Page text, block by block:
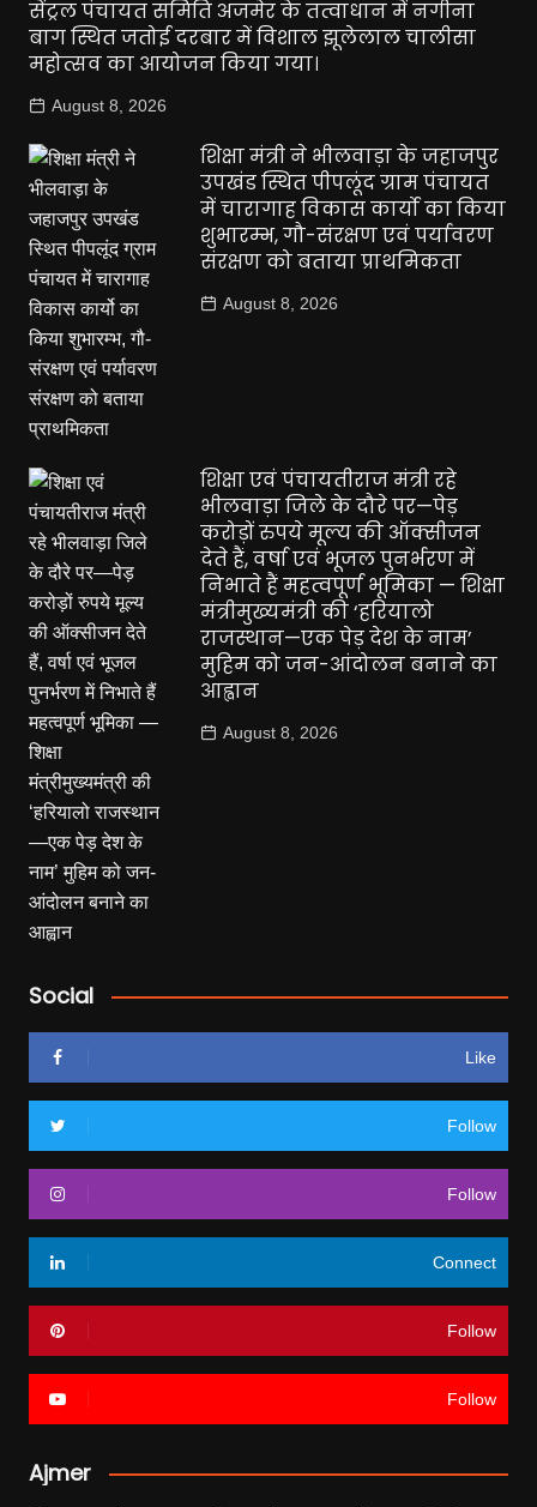
सेंट्रल पंचायत समिति अजमेर के तत्वाधान में नगीना
बाग स्थित जतोई दरबार में विशाल झूलेलाल चालीसा
महोत्सव का आयोजन किया गया।
August 8, 2026
शिक्षा मंत्री ने भीलवाड़ा के जहाजपुर
उपखंड स्थित पीपलूंद ग्राम पंचायत
में चारागाह विकास कार्यो का किया
शुभारम्भ, गौ-संरक्षण एवं पर्यावरण
संरक्षण को बताया प्राथमिकता
August 8, 2026
शिक्षा एवं पंचायतीराज मंत्री रहे
भीलवाड़ा जिले के दौरे पर—पेड़
करोड़ों रुपये मूल्य की ऑक्सीजन
देते हैं, वर्षा एवं भूजल पुनर्भरण में
निभाते हैं महत्वपूर्ण भूमिका — शिक्षा
मंत्रीमुख्यमंत्री की ‘हरियालो
राजस्थान—एक पेड़ देश के नाम’
मुहिम को जन-आंदोलन बनाने का
आह्वान
August 8, 2026
Social
Like
Follow
Follow
Connect
Follow
Follow
Ajmer